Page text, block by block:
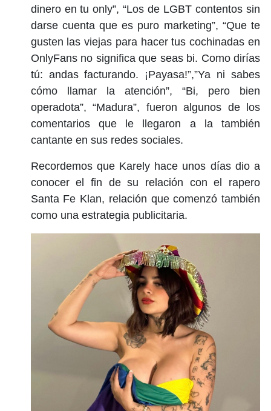
dinero en tu only”, “Los de LGBT contentos sin
darse cuenta que es puro marketing”, “Que te
gusten las viejas para hacer tus cochinadas en
OnlyFans no significa que seas bi. Como dirías
tú: andas facturando. ¡Payasa!”,”Ya ni sabes
cómo llamar la atención”, “Bi, pero bien
operadota”, “Madura”, fueron algunos de los
comentarios que le llegaron a la también
cantante en sus redes sociales.
Recordemos que Karely hace unos días dio a
conocer el fin de su relación con el rapero
Santa Fe Klan, relación que comenzó también
como una estrategia publicitaria.